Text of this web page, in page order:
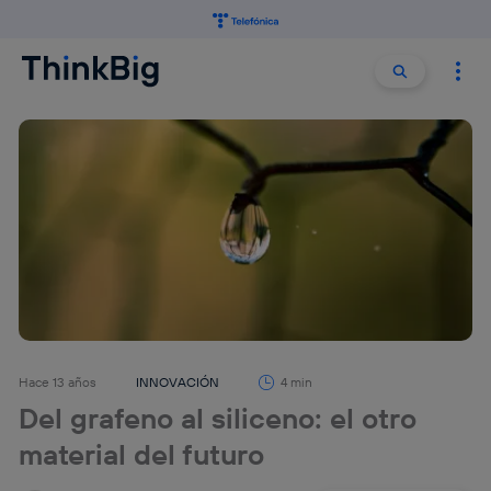
Buscar
Hace 13 años INNOVACIÓN 4 min
Del grafeno al siliceno: el otro
material del futuro